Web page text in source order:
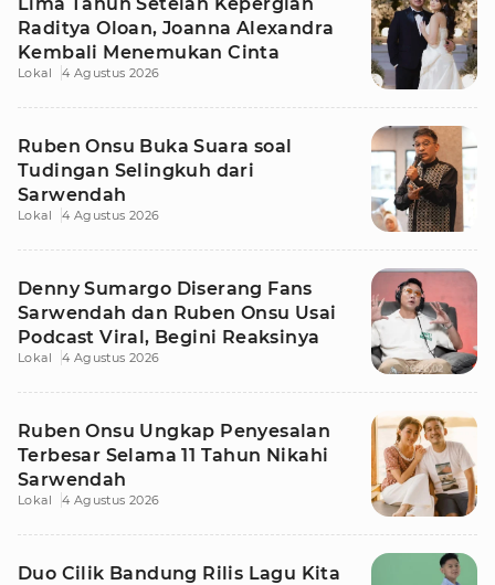
Raditya Oloan, Joanna Alexandra
Kembali Menemukan Cinta
Lokal 4 Agustus 2026
Ruben Onsu Buka Suara soal
Tudingan Selingkuh dari
Sarwendah
Lokal 4 Agustus 2026
Denny Sumargo Diserang Fans
Sarwendah dan Ruben Onsu Usai
Podcast Viral, Begini Reaksinya
Lokal 4 Agustus 2026
Ruben Onsu Ungkap Penyesalan
Terbesar Selama 11 Tahun Nikahi
Sarwendah
Lokal 4 Agustus 2026
Duo Cilik Bandung Rilis Lagu Kita